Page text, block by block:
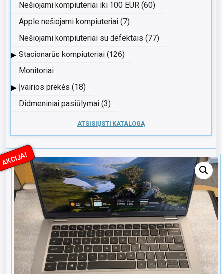
Nešiojami kompiuteriai iki 100 EUR (60)
Apple nešiojami kompiuteriai (7)
Nešiojami kompiuteriai su defektais (77)
▸ Stacionarūs kompiuteriai (126)
Monitoriai
▸ Įvairios prekės (18)
Didmeniniai pasiūlymai (3)
ATSISIŲSTI KATALOGĄ
AKCIJA!